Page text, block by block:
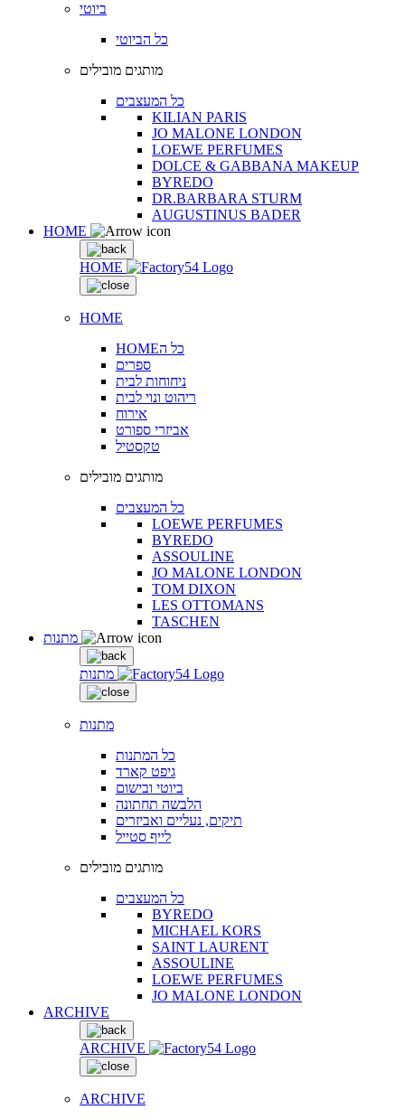
ביוטי
כל הביוטי
מותגים מובילים
כל המעצבים
KILIAN PARIS
JO MALONE LONDON
LOEWE PERFUMES
DOLCE & GABBANA MAKEUP
BYREDO
DR.BARBARA STURM
AUGUSTINUS BADER
HOME
HOME
HOME
HOMEכל ה
ספרים
ניחוחות לבית
ריהוט ונוי לבית
אירוח
אביזרי ספורט
טקסטיל
מותגים מובילים
כל המעצבים
LOEWE PERFUMES
BYREDO
ASSOULINE
JO MALONE LONDON
TOM DIXON
LES OTTOMANS
TASCHEN
מתנות
מתנות
כל המתנות
גיפט קארד
ביוטי ובישום
הלבשה תחתונה
תיקים, נעליים ואביזרים
לייף סטייל
מותגים מובילים
כל המעצבים
BYREDO
MICHAEL KORS
SAINT LAURENT
ASSOULINE
LOEWE PERFUMES
JO MALONE LONDON
ARCHIVE
ARCHIVE
ARCHIVE